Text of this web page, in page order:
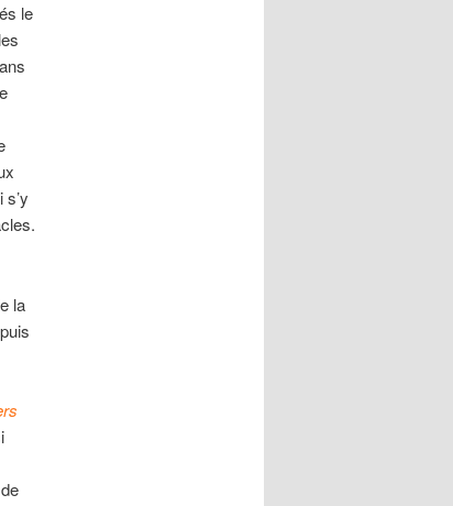
le
la